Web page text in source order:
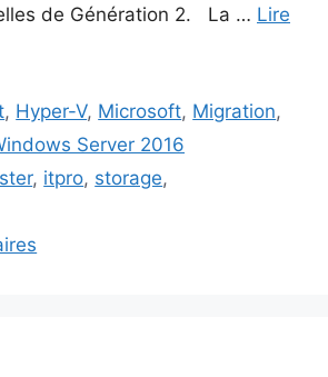
de Génération 2. La … Lire
, Hyper-V, Microsoft, Migration,
Server 2016
, itpro, storage,